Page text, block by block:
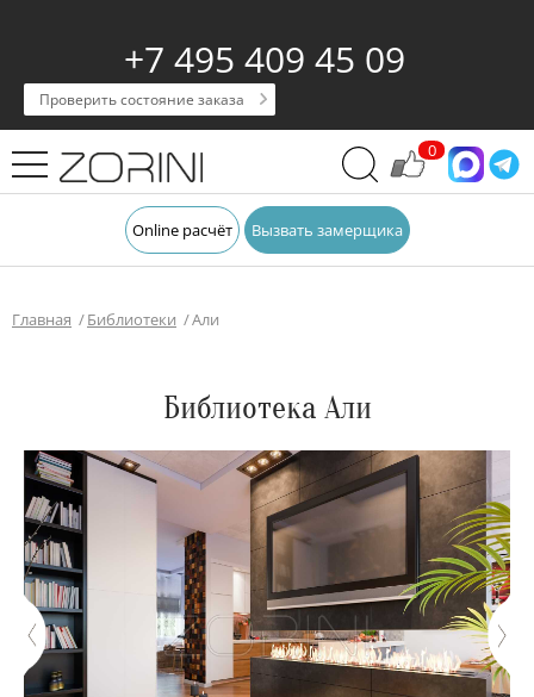
+7 495 409 45 09
Проверить состояние заказа
0
Online расчёт Вызвать замерщика
Главная Библиотеки Али
Библиотека Али